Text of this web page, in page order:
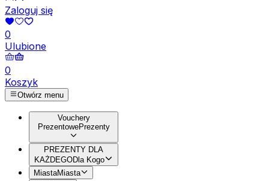
Zaloguj się
0
Ulubione
0
Koszyk
Otwórz menu
Vouchery
PrezentowePrezenty
PREZENTY DLA
KAŻDEGODla Kogo
MiastaMiasta